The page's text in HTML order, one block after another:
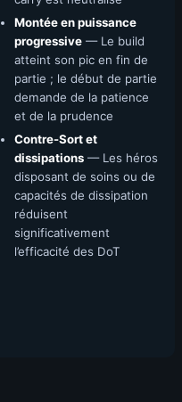
Montée en puissance
progressive — Le build
atteint son pic en fin de
partie ; le début de partie
demande de la patience
et de la prudence
Contre-Sort et
dissipations — Les héros
disposant de soins ou de
capacités de dissipation
réduisent
significativement
l’efficacité des DoT